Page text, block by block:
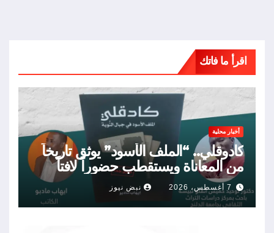
اقرأ ما فاتك
أخبار محلية
كادوقلي.. “الملف الأسود” يوثق تاريخاً
من المعاناة ويستقطب حضوراً لافتاً
7 أغسطس، 2026 نبض نيوز